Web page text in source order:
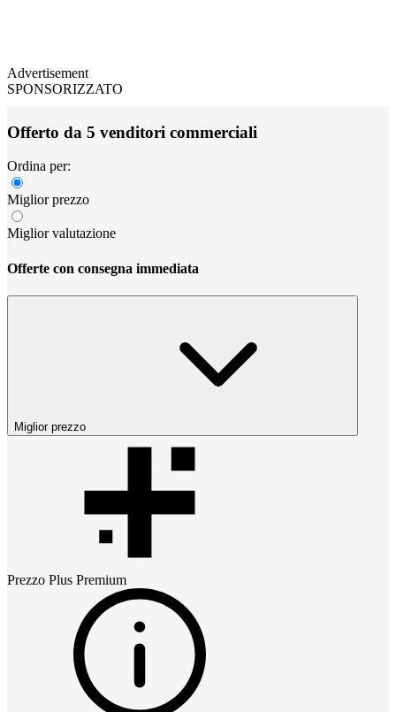
Advertisement
SPONSORIZZATO
Offerto da 5 venditori commerciali
Ordina per:
Miglior prezzo
Miglior valutazione
Offerte con consegna immediata
Miglior prezzo
Prezzo Plus Premium